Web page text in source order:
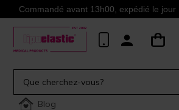
Commandé avant 13h00, expédié le jour
Blog